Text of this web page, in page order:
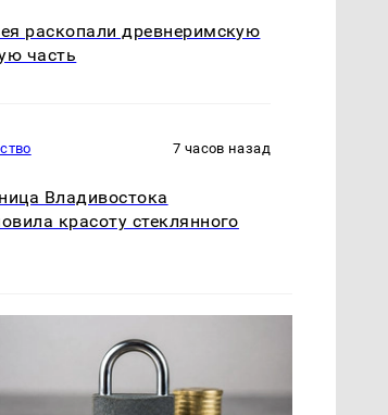
раскопали древнеримскую
часть
7 часов назад
Владивостока
красоту стеклянного